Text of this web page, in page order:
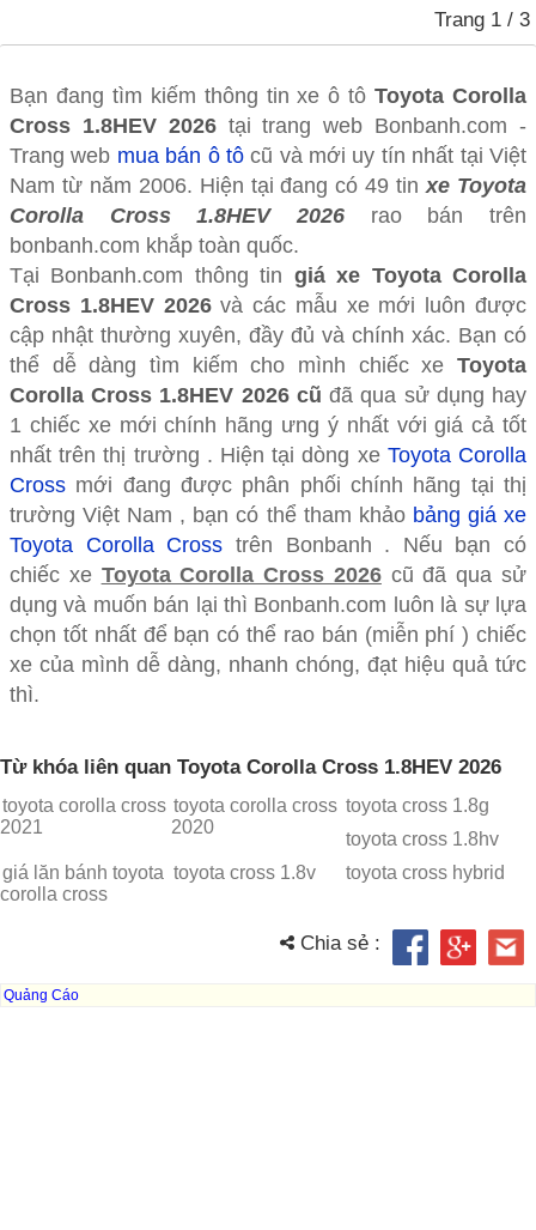
Trang 1 / 3
Bạn đang tìm kiếm thông tin xe ô tôToyota Corolla
Cross 1.8HEV 2026tại trang web Bonbanh.com -
Trang web mua bán ô tôcũ và mới uy tín nhất tại Việt
Nam từ năm 2006. Hiện tại đang có 49 tinxe Toyota
Corolla Cross 1.8HEV 2026 rao bán trên
bonbanh.com khắp toàn quốc.
Tại Bonbanh.com thông tin giá xe Toyota Corolla
Cross 1.8HEV 2026và các mẫu xe mới luôn được
cập nhật thường xuyên, đầy đủ và chính xác. Bạn có
thể dễ dàng tìm kiếm cho mình chiếc xe Toyota
Corolla Cross 1.8HEV 2026 cũ đã qua sử dụng hay
1 chiếc xe mới chính hãng ưng ý nhất với giá cả tốt
nhất trên thị trường . Hiện tại dòng xe Toyota Corolla
Cross mới đang được phân phối chính hãng tại thị
trường Việt Nam , bạn có thể tham khảo bảng giá xe
Toyota Corolla Cross trên Bonbanh . Nếu bạn có
chiếc xe Toyota Corolla Cross 2026cũ đã qua sử
dụng và muốn bán lại thì Bonbanh.com luôn là sự lựa
chọn tốt nhất để bạn có thể rao bán (miễn phí ) chiếc
xe của mình dễ dàng, nhanh chóng, đạt hiệu quả tức
thì.
Từ khóa liên quan Toyota Corolla Cross 1.8HEV 2026
toyota corolla cross
2021
toyota corolla cross
2020
toyota cross 1.8g
toyota cross 1.8hv
giá lăn bánh toyota
corolla cross
toyota cross 1.8v toyota cross hybrid
Chia sẻ :
Quảng Cáo